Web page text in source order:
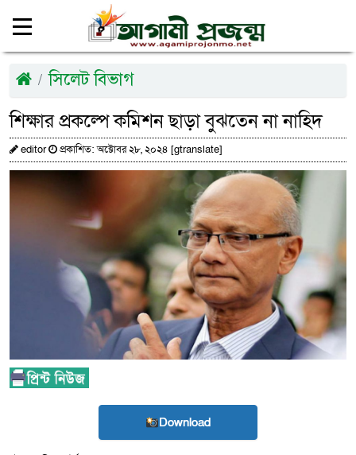
সিলেট বিভাগ
শিক্ষার প্রকল্পে কমিশন ছাড়া বুঝতেন না নাহিদ
editor প্রকাশিত: অক্টোবর ২৮, ২০২৪ [gtranslate]
Download